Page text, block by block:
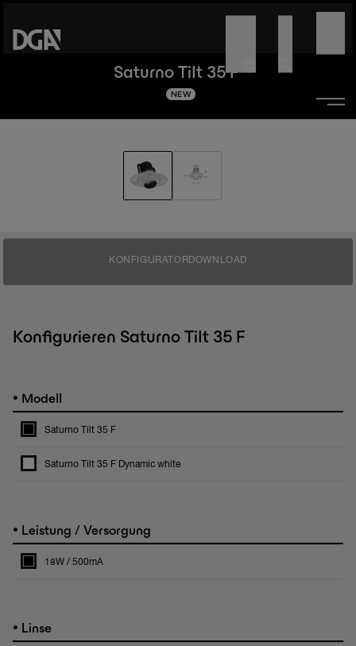
Saturno Tilt 35 F
NEW
KONFIGURATORDOWNLOAD
Konfigurieren Saturno Tilt 35 F
• Modell
Saturno Tilt 35 F
Saturno Tilt 35 F Dynamic white
• Leistung / Versorgung
18W / 500mA
• Linse